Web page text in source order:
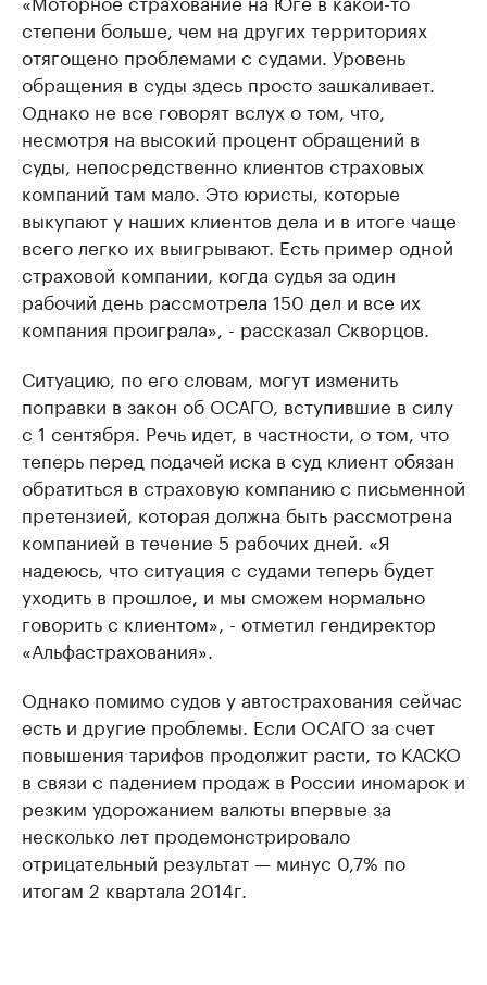
степени больше, чем на других территориях
отягощено проблемами с судами. Уровень
обращения в суды здесь просто зашкаливает.
Однако не все говорят вслух о том, что,
несмотря на высокий процент обращений в
суды, непосредственно клиентов страховых
компаний там мало. Это юристы, которые
выкупают у наших клиентов дела и в итоге чаще
всего легко их выигрывают. Есть пример одной
страховой компании, когда судья за один
рабочий день рассмотрела 150 дел и все их
компания проиграла», - рассказал Скворцов.
Ситуацию, по его словам, могут изменить
поправки в закон об ОСАГО, вступившие в силу
с 1 сентября. Речь идет, в частности, о том, что
теперь перед подачей иска в суд клиент обязан
обратиться в страховую компанию с письменной
претензией, которая должна быть рассмотрена
компанией в течение 5 рабочих дней. «Я
надеюсь, что ситуация с судами теперь будет
уходить в прошлое, и мы сможем нормально
говорить с клиентом», - отметил гендиректор
«Альфастрахования».
Однако помимо судов у автострахования сейчас
есть и другие проблемы. Если ОСАГО за счет
повышения тарифов продолжит расти, то КАСКО
в связи с падением продаж в России иномарок и
резким удорожанием валюты впервые за
несколько лет продемонстрировало
отрицательный результат — минус 0,7% по
итогам 2 квартала 2014г.